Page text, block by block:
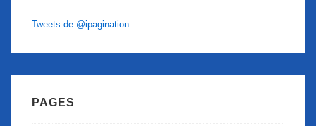
Tweets de @ipagination
PAGES